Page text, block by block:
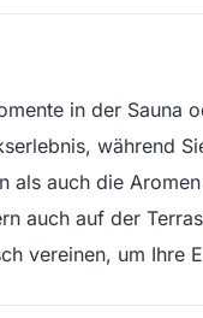
in der Sauna
während
als auch die
auch auf der
vereinen, um Ihre